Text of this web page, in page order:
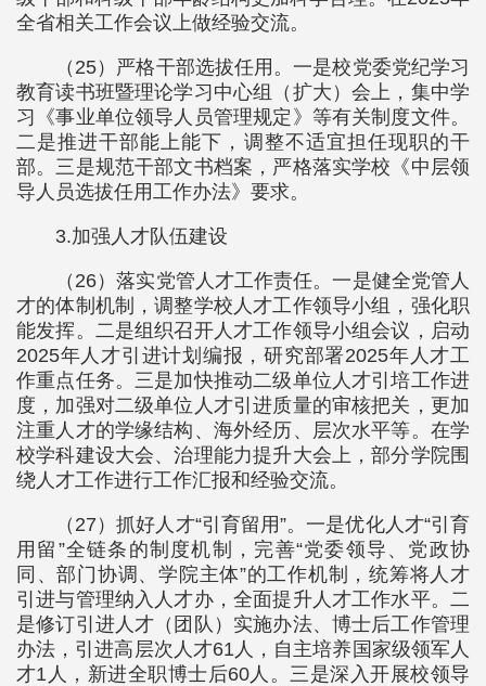
全省相关工作会议上做经验交流。
（25）严格干部选拔任用。一是校党委党纪学习
教育读书班暨理论学习中心组（扩大）会上，集中学
习《事业单位领导人员管理规定》等有关制度文件。
二是推进干部能上能下，调整不适宜担任现职的干
部。三是规范干部文书档案，严格落实学校《中层领
导人员选拔任用工作办法》要求。
3.加强人才队伍建设
（26）落实党管人才工作责任。一是健全党管人
才的体制机制，调整学校人才工作领导小组，强化职
能发挥。二是组织召开人才工作领导小组会议，启动
2025年人才引进计划编报，研究部署2025年人才工
作重点任务。三是加快推动二级单位人才引培工作进
度，加强对二级单位人才引进质量的审核把关，更加
注重人才的学缘结构、海外经历、层次水平等。在学
校学科建设大会、治理能力提升大会上，部分学院围
绕人才工作进行工作汇报和经验交流。
（27）抓好人才“引育留用”。一是优化人才“引育
用留”全链条的制度机制，完善“党委领导、党政协
同、部门协调、学院主体”的工作机制，统筹将人才
引进与管理纳入人才办，全面提升人才工作水平。二
是修订引进人才（团队）实施办法、博士后工作管理
办法，引进高层次人才61人，自主培养国家级领军人
才1人，新进全职博士后60人。三是深入开展校领导